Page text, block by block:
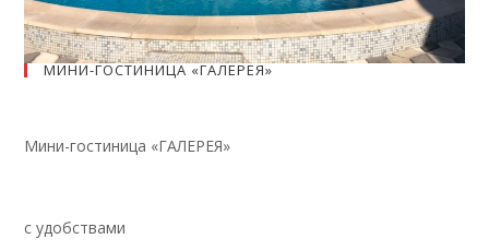
МИНИ-ГОСТИНИЦА «ГАЛЕРЕЯ»
Мини-гостиница «ГАЛЕРЕЯ»
с удобствами